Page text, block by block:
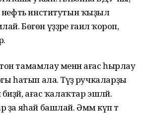
нефть институтын ҡыҙыл
Бөгөн үҙҙәре ғаилә ҡороп,
тамамлау менән ағас һырлау
һатып ала. Тәүҙә ручкаларҙы
ағас ҡалаҡтар эшләй.
ҙа яһай башлай. Әммә күп тә